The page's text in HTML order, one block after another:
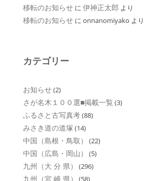
移転のお知らせ に 伊神正太郎 より
移転のお知らせ に onnanomiyako より
カテゴリー
お知らせ(2)
さが名木１００選■掲載一覧 (3)
ふるさと古写真考(88)
みさき道の道塚 (14)
中国（島根・鳥取） (22)
中国（広島・岡山） (5)
九州（大 分 県） (296)
九州（宮 崎 県） (58)